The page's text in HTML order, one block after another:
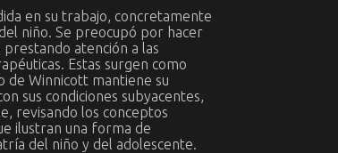
en su trabajo, concretamente
niño. Se preocupó por hacer
atención a las
Estas surgen como
de Winnicott mantiene su
sus condiciones subyacentes,
revisando los conceptos
ilustran una forma de
del niño y del adolescente.